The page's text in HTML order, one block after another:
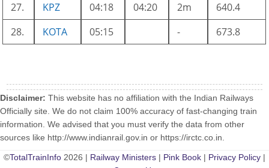
27.
KPZ 04:18 04:20 2m
640.4
28.
KOTA 05:15 - 673.8
Disclaimer: This website has no affiliation with the Indian Railways
Officially site. We do not claim 100% accuracy of fast-changing train
information. We advised that you must verify the data from other
sources like http://www.indianrail.gov.in or https://irctc.co.in.
©TotalTrainInfo 2026 | Railway Ministers | Pink Book | Privacy Policy |